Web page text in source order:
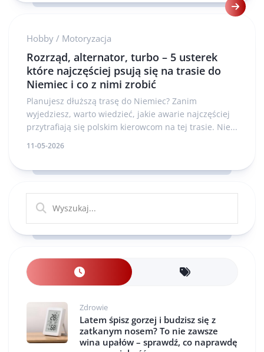
Hobby / Motoryzacja
Rozrząd, alternator, turbo – 5 usterek
które najczęściej psują się na trasie do
Niemiec i co z nimi zrobić
Planujesz dłuższą trasę do Niemiec? Zanim
wyjedziesz, warto wiedzieć, jakie awarie najczęściej
przytrafiają się polskim kierowcom na tej trasie. Nie...
11-05-2026
Zdrowie
Latem śpisz gorzej i budzisz się z
zatkanym nosem? To nie zawsze
wina upałów – sprawdź, co naprawdę